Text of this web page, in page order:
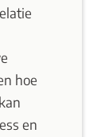
hoe
en